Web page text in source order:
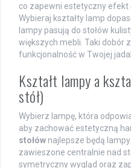
co zapewni estetyczny efekt
Wybieraj kształty lamp
lampy pasują do stołów
większych mebli. Taki dobór
funkcjonalność w Twojej
Kształt lampy a
stół)
Wybierz lampę, która
aby zachować estetyczną
stołów najlepsze będą lampy
zawieszone centralnie nad
symetryczny wygląd oraz